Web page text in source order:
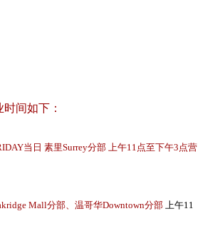
间如下：
当日 素里Surrey分部 上午11点至下午3点营
Mall分部、温哥华Downtown分部 上午11